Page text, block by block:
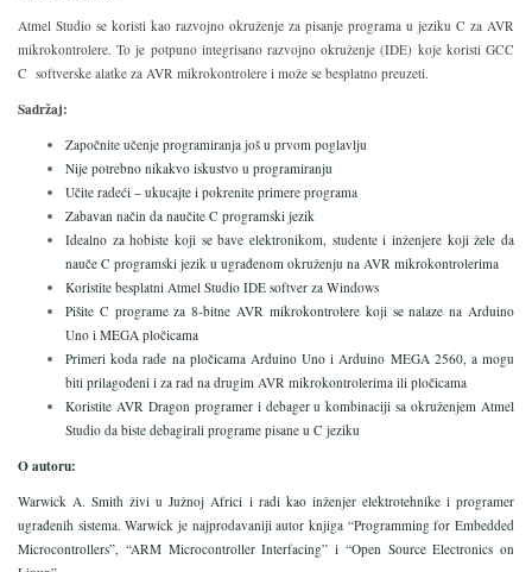
Atmel Studio se koristi kao razvojno okruženje za pisanje programa u jeziku C za AVR
mikrokontrolere. To je potpuno integrisano razvojno okruženje (IDE) koje koristi GCC
C softverske alatke za AVR mikrokontrolere i može se besplatno preuzeti.
Sadržaj:
Započnite učenje programiranja još u prvom poglavlju
Nije potrebno nikakvo iskustvo u programiranju
Učite radeći – ukucajte i pokrenite primere programa
Zabavan način da naučite C programski jezik
Idealno za hobiste koji se bave elektronikom, studente i inženjere koji žele da
nauče C programski jezik u ugrađenom okruženju na AVR mikrokontrolerima
Koristite besplatni Atmel Studio IDE softver za Windows
Pišite C programe za 8-bitne AVR mikrokontrolere koji se nalaze na Arduino
Uno i MEGA pločicama
Primeri koda rade na pločicama Arduino Uno i Arduino MEGA 2560, a mogu
biti prilagođeni i za rad na drugim AVR mikrokontrolerima ili pločicama
Koristite AVR Dragon programer i debager u kombinaciji sa okruženjem Atmel
Studio da biste debagirali programe pisane u C jeziku
O autoru:
Warwick A. Smith živi u Južnoj Africi i radi kao inženjer elektrotehnike i programer
ugrađenih sistema. Warwick je najprodavaniji autor knjiga “Programming for Embedded
Microcontrollers”, “ARM Microcontroller Interfacing” i “Open Source Electronics on